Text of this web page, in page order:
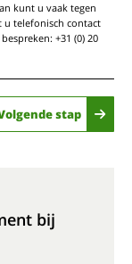
kunt u vaak tegen
u telefonisch contact
+31 (0) 20
stap
bij